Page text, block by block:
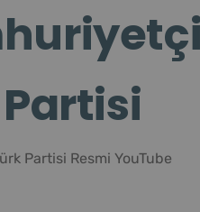
Partisi Resmi YouTube